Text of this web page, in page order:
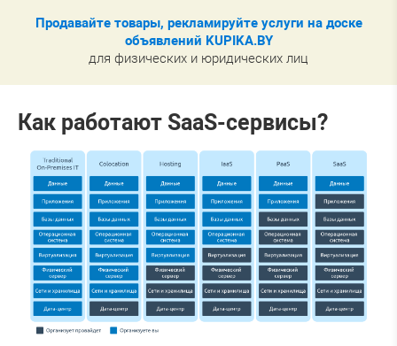
Продавайте товары, рекламируйте услуги на доске
объявлений KUPIKA.BY
для физических и юридических лиц
Как работают SaaS-сервисы?